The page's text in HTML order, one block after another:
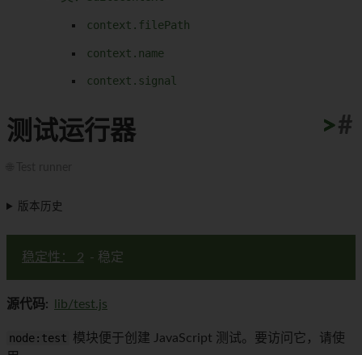
context.filePath
context.name
context.signal
测试运行器 #
>
>
>
>
>
>
>
>
>
>
版本历史
稳定性： 2 - 稳定
源代码: lib/test.js
node:test 模块便于创建 JavaScript 测试。要访问它，请使